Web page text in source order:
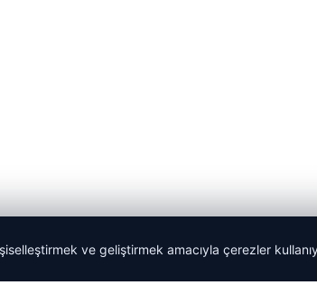
ve geliştirmek amacıyla çerezler